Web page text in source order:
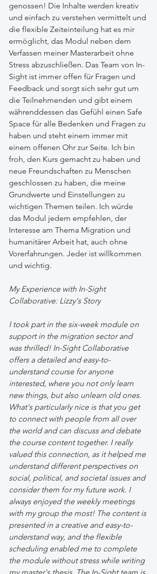
genossen! Die Inhalte werden kreativ
und einfach zu verstehen vermittelt und
die flexible Zeiteinteilung hat es mir
ermöglicht, das Modul neben dem
Verfassen meiner Masterarbeit ohne
Stress abzuschließen. Das Team von In-
Sight ist immer offen für Fragen und
Feedback und sorgt sich sehr gut um
die Teilnehmenden und gibt einem
währenddessen das Gefühl einen Safe
Space für alle Bedenken und Fragen zu
haben und steht einem immer mit
einem offenen Ohr zur Seite. Ich bin
froh, den Kurs gemacht zu haben und
neue Freundschaften zu Menschen
geschlossen zu haben, die meine
Grundwerte und Einstellungen zu
wichtigen Themen teilen. Ich würde
das Modul jedem empfehlen, der
Interesse am Thema Migration und
humanitärer Arbeit hat, auch ohne
Vorerfahrungen. Jeder ist willkommen
und wichtig.
My Experience with In-Sight
Collaborative: Lizzy's Story
I took part in the six-week module on
support in the migration sector and
was thrilled! In-Sight Collaborative
offers a detailed and easy-to-
understand course for anyone
interested, where you not only learn
new things, but also unlearn old ones.
What's particularly nice is that you get
to connect with people from all over
the world and can discuss and debate
the course content together. I really
valued this connection, as it helped me
understand different perspectives on
social, political, and societal issues and
consider them for my future work. I
always enjoyed the weekly meetings
with my group the most! The content is
presented in a creative and easy-to-
understand way, and the flexible
scheduling enabled me to complete
the module without stress while writing